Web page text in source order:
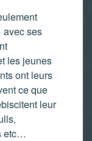
avec ses
les jeunes
ont leurs
ce que
leur
etc…